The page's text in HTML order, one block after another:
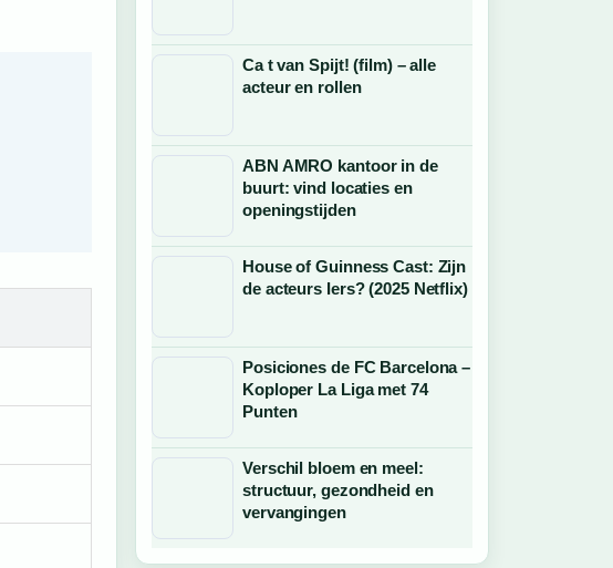
Ca t van Spijt! (film) – alle
acteur en rollen
ABN AMRO kantoor in de
buurt: vind locaties en
openingstijden
House of Guinness Cast: Zijn
de acteurs Iers? (2025 Netflix)
Posiciones de FC Barcelona –
Koploper La Liga met 74
Punten
Verschil bloem en meel:
structuur, gezondheid en
vervangingen